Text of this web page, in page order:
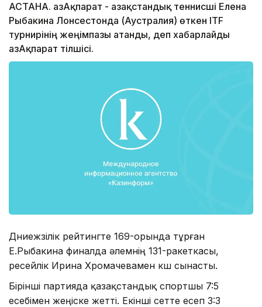
АСТАНА. ҚазАқпарат - Қазақстандық теннисші Елена
Рыбакина Лонсестонда (Аустралия) өткен ITF
турнирінің жеңімпазы атанды, деп хабарлайды
ҚазАқпарат тілшісі.
Дүниежүзілік рейтингте 169-орында тұрған
Е.Рыбакина финалда әлемнің 131-ракеткасы,
ресейлік Ирина Хромачевамен күш сынасты.
Бірінші партияда қазақстандық спортшы 7:5
есебімен жеңіске жетті. Екінші сетте есеп 3:3